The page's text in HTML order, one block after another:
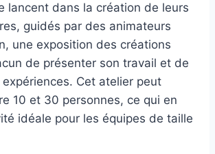
lancent dans la création de leurs
guidés par des animateurs
une exposition des créations
de présenter son travail et de
Cet atelier peut
10 et 30 personnes, ce qui en
idéale pour les équipes de taille